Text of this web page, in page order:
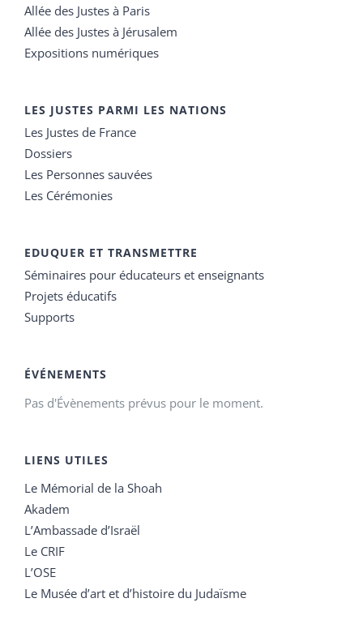
Allée des Justes à Paris
Allée des Justes à Jérusalem
Expositions numériques
LES JUSTES PARMI LES NATIONS
Les Justes de France
Dossiers
Les Personnes sauvées
Les Cérémonies
EDUQUER ET TRANSMETTRE
Séminaires pour éducateurs et enseignants
Projets éducatifs
Supports
ÉVÉNEMENTS
Pas d'Évènements prévus pour le moment.
LIENS UTILES
Le Mémorial de la Shoah
Akadem
L’Ambassade d’Israël
Le CRIF
L’OSE
Le Musée d’art et d’histoire du Judaïsme